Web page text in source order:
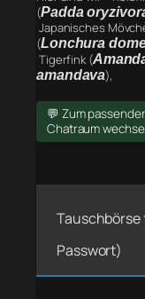
(Padda
Japanisches
(Lonchura
Tigerfink (
amandava),
💬 Zum
Chatraum
Passwort)